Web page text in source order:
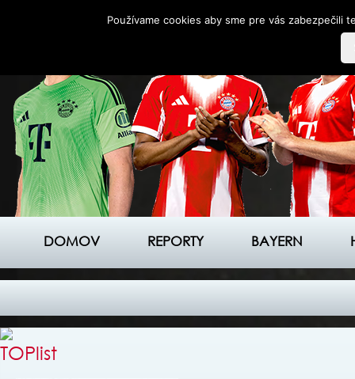
DOMOV REPORTY BAYERN
Používame cookies aby sme pre vás zabezpečili